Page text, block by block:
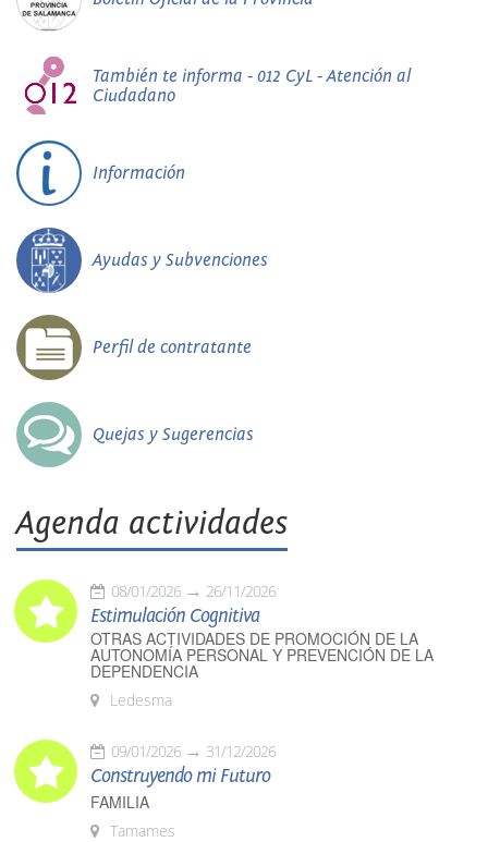
También te informa - 012 CyL - Atención al
Ciudadano
Información
Ayudas y Subvenciones
Perfil de contratante
Quejas y Sugerencias
Agenda actividades
08/01/2026 26/11/2026
Estimulación Cognitiva
OTRAS ACTIVIDADES DE PROMOCIÓN DE LA
AUTONOMÍA PERSONAL Y PREVENCIÓN DE LA
DEPENDENCIA
Ledesma
09/01/2026 31/12/2026
Construyendo mi Futuro
FAMILIA
Tamames